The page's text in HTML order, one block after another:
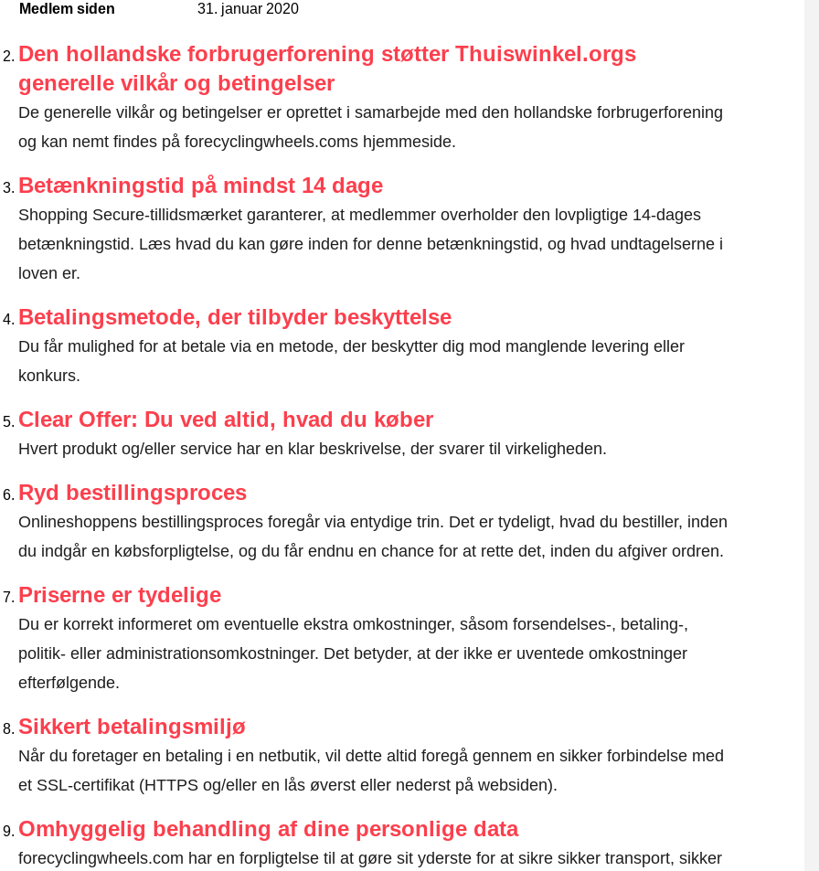
Medlem siden
31. januar 2020
Den hollandske forbrugerforening støtter Thuiswinkel.orgs
generelle vilkår og betingelser
De generelle vilkår og betingelser er oprettet i samarbejde med den hollandske forbrugerforening
og kan nemt findes på forecyclingwheels.coms hjemmeside.
Betænkningstid på mindst 14 dage
Shopping Secure-tillidsmærket garanterer, at medlemmer overholder den lovpligtige 14-dages
betænkningstid. Læs hvad du kan gøre inden for denne betænkningstid, og hvad undtagelserne i
loven er.
Betalingsmetode, der tilbyder beskyttelse
Du får mulighed for at betale via en metode, der beskytter dig mod manglende levering eller
konkurs.
Clear Offer: Du ved altid, hvad du køber
Hvert produkt og/eller service har en klar beskrivelse, der svarer til virkeligheden.
Ryd bestillingsproces
Onlineshoppens bestillingsproces foregår via entydige trin. Det er tydeligt, hvad du bestiller, inden
du indgår en købsforpligtelse, og du får endnu en chance for at rette det, inden du afgiver ordren.
Priserne er tydelige
Du er korrekt informeret om eventuelle ekstra omkostninger, såsom forsendelses-, betaling-,
politik- eller administrationsomkostninger. Det betyder, at der ikke er uventede omkostninger
efterfølgende.
Sikkert betalingsmiljø
Når du foretager en betaling i en netbutik, vil dette altid foregå gennem en sikker forbindelse med
et SSL-certifikat (HTTPS og/eller en lås øverst eller nederst på websiden).
Omhyggelig behandling af dine personlige data
forecyclingwheels.com har en forpligtelse til at gøre sit yderste for at sikre sikker transport, sikker